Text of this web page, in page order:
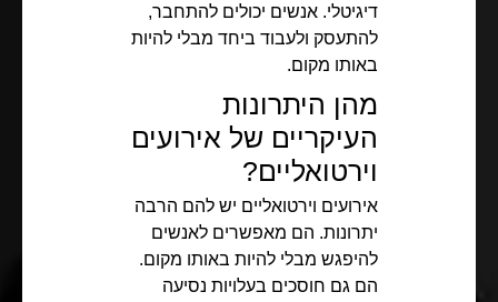
דיגיטלי. אנשים יכולים להתחבר,
להתעסק ולעבוד ביחד מבלי להיות
באותו מקום.
מהן היתרונות
העיקריים של אירועים
וירטואליים?
אירועים וירטואליים יש להם הרבה
יתרונות. הם מאפשרים לאנשים
להיפגש מבלי להיות באותו מקום.
הם גם חוסכים בעלויות נסיעה